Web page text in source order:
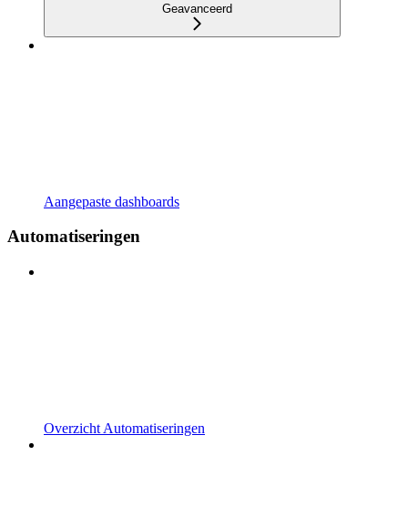
Geavanceerd
Aangepaste dashboards
Automatiseringen
Overzicht Automatiseringen